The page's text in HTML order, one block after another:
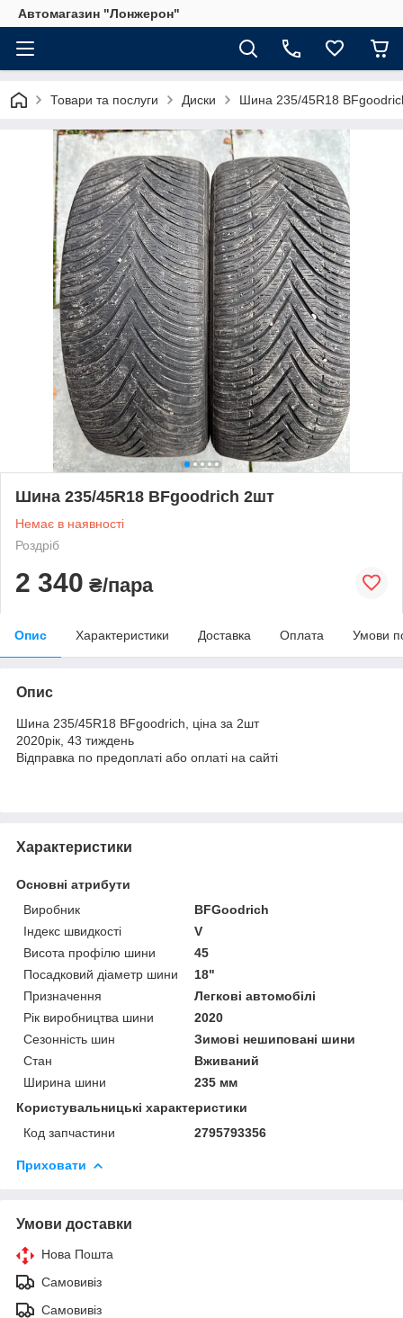
Автомагазин "Лонжерон"
Товари та послуги Диски Шина 235/45R18
Шина 235/45R18 BFgoodrich 2шт
Немає в наявності
Роздріб
2 340 ₴/пара
Опис Характеристики Доставка Оплата Умови
Опис
Шина 235/45R18 BFgoodrich, ціна за 2шт
2020рік, 43 тиждень
Відправка по предоплаті або оплаті на сайті
Характеристики
Основні атрибути
Виробник
BFGoodrich
Індекс швидкості
V
Висота профілю шини
45
Посадковий діаметр шини
18"
Призначення
Легкові автомобілі
Рік виробництва шини
2020
Сезонність шин
Зимові нешиповані шини
Стан
Вживаний
Ширина шини
235 мм
Користувальницькі характеристики
Код запчастини
2795793356
Приховати
Умови доставки
Нова Пошта
Самовивіз
Самовивіз